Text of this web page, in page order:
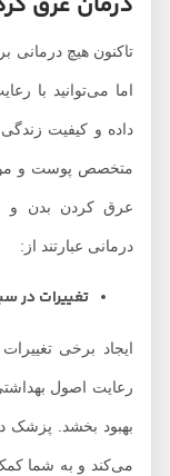
تاکنون هیچ درمانی
اما می‌توانید با
داده و کیفیت زندگی
متخصص پوست و مو،
عرق کردن بدن و
درمانی عبارتند از:
تغییرات در سبک
ایجاد برخی تغییرات
رعایت اصول بهداشتی
بهبود بخشد. پزشک در
می‌کند و به شما کمک